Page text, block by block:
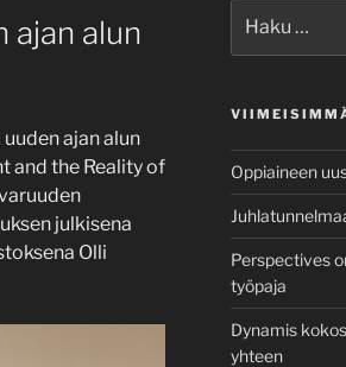
ajan alun
ajan alun
and the Reality of
julkisena
Olli
Oppiaineen
Perspectives
työpaja
Dynamis
yhteen